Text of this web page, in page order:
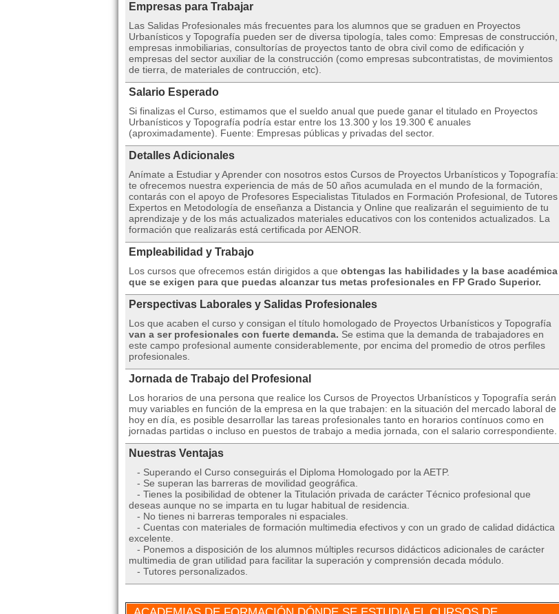
Empresas para Trabajar
Las Salidas Profesionales más frecuentes para los alumnos que se graduen en Proyectos
Urbanísticos y Topografía pueden ser de diversa tipología, tales como: Empresas de construcción,
empresas inmobiliarias, consultorías de proyectos tanto de obra civil como de edificación y
empresas del sector auxiliar de la construcción (como empresas subcontratistas, de movimientos
de tierra, de materiales de contrucción, etc).
Salario Esperado
Si finalizas el Curso, estimamos que el sueldo anual que puede ganar el titulado en Proyectos
Urbanísticos y Topografía podría estar entre los 13.300 y los 19.300 € anuales
(aproximadamente). Fuente: Empresas públicas y privadas del sector.
Detalles Adicionales
Anímate a Estudiar y Aprender con nosotros estos Cursos de Proyectos Urbanísticos y Topografía:
te ofrecemos nuestra experiencia de más de 50 años acumulada en el mundo de la formación,
contarás con el apoyo de Profesores Especialistas Titulados en Formación Profesional, de Tutores
Expertos en Metodología de enseñanza a Distancia y Online que realizarán el seguimiento de tu
aprendizaje y de los más actualizados materiales educativos con los contenidos actualizados. La
formación que realizarás está certificada por AENOR.
Empleabilidad y Trabajo
Los cursos que ofrecemos están dirigidos a que obtengas las habilidades y la base académica
que se exigen para que puedas alcanzar tus metas profesionales en FP Grado Superior.
Perspectivas Laborales y Salidas Profesionales
Los que acaben el curso y consigan el título homologado de Proyectos Urbanísticos y Topografía
van a ser profesionales con fuerte demanda. Se estima que la demanda de trabajadores en
este campo profesional aumente considerablemente, por encima del promedio de otros perfiles
profesionales.
Jornada de Trabajo del Profesional
Los horarios de una persona que realice los Cursos de Proyectos Urbanísticos y Topografía serán
muy variables en función de la empresa en la que trabajen: en la situación del mercado laboral de
hoy en día, es posible desarrollar las tareas profesionales tanto en horarios contínuos como en
jornadas partidas o incluso en puestos de trabajo a media jornada, con el salario correspondiente.
Nuestras Ventajas
- Superando el Curso conseguirás el Diploma Homologado por la AETP.
- Se superan las barreras de movilidad geográfica.
- Tienes la posibilidad de obtener la Titulación privada de carácter Técnico profesional que
deseas aunque no se imparta en tu lugar habitual de residencia.
- No tienes ni barreras temporales ni espaciales.
- Cuentas con materiales de formación multimedia efectivos y con un grado de calidad didáctica
excelente.
- Ponemos a disposición de los alumnos múltiples recursos didácticos adicionales de carácter
multimedia de gran utilidad para facilitar la superación y comprensión decada módulo.
- Tutores personalizados.